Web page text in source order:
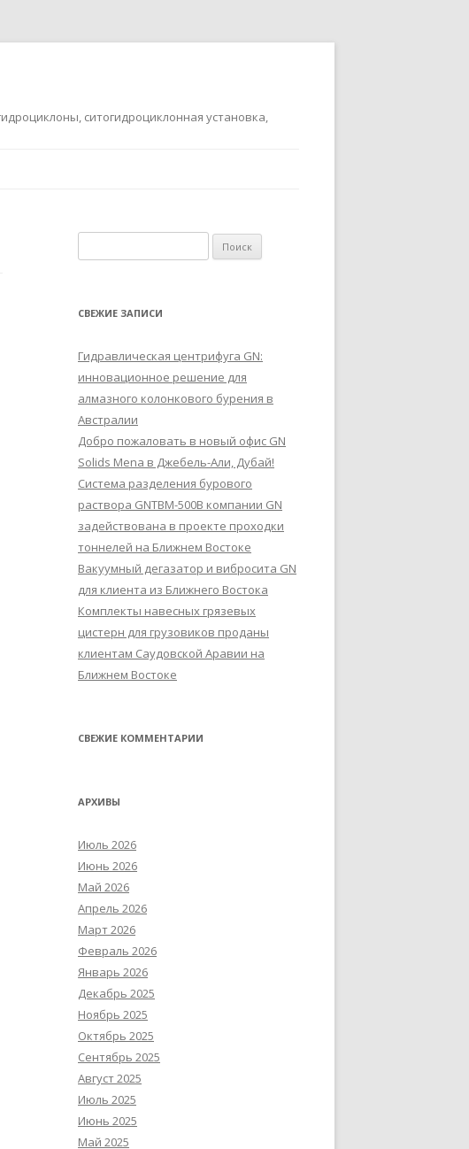
ситогидроциклонная установка,
СВЕЖИЕ ЗАПИСИ
Гидравлическая центрифуга GN:
инновационное решение для
алмазного колонкового бурения в
Австралии
Добро пожаловать в новый офис GN
Solids Mena в Джебель-Али, Дубай!
Система разделения бурового
раствора GNTBM-500B компании GN
задействована в проекте проходки
тоннелей на Ближнем Востоке
Вакуумный дегазатор и вибросита GN
для клиента из Ближнего Востока
Комплекты навесных грязевых
цистерн для грузовиков проданы
клиентам Саудовской Аравии на
Ближнем Востоке
СВЕЖИЕ КОММЕНТАРИИ
АРХИВЫ
Июль 2026
Июнь 2026
Май 2026
Апрель 2026
Март 2026
Февраль 2026
Январь 2026
Декабрь 2025
Ноябрь 2025
Октябрь 2025
Сентябрь 2025
Август 2025
Июль 2025
Июнь 2025
Май 2025